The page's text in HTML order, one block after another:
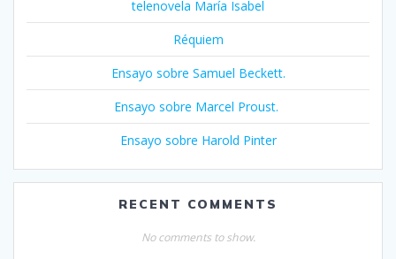
telenovela María Isabel
Réquiem
Ensayo sobre Samuel Beckett.
Ensayo sobre Marcel Proust.
Ensayo sobre Harold Pinter
RECENT COMMENTS
No comments to show.